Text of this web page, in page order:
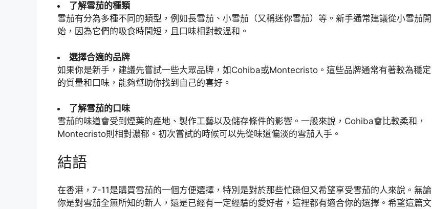
了解雪茄的種類
雪茄有分為多種不同的類型，例如長雪茄、小雪茄（又稱迷你雪茄）等。新手通常建議從小雪茄開
始，因為它們的吸食時間短，且口味相對較溫和。
選擇合適的品牌
如果你是新手，建議先嘗試一些大眾品牌，如Cohiba或Montecristo。這些品牌通常有著較為穩定
的質量和口味，能夠幫助你找到自己的喜好。
了解雪茄的口味
雪茄的味道會受到煙葉的產地、製作工藝以及儲存條件的影響。一般來說，Cohiba會比較柔和，
Montecristo則相對濃郁。初次嘗試的時候可以先從味道偏淡的雪茄入手。
結語
在香港，7-11是購買雪茄的一個方便選擇，特別是對於那些忙碌但又希望享受雪茄的人來說。無論
你是對雪茄全無所知的新人，還是已經有一定經驗的愛好者，這裡都有適合你的選擇。希望這篇文